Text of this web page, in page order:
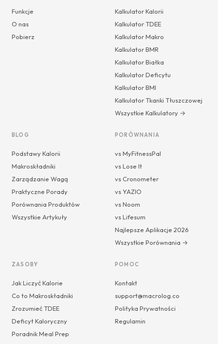
Funkcje
O nas
Pobierz
Kalkulator Kalorii
Kalkulator TDEE
Kalkulator Makro
Kalkulator BMR
Kalkulator Białka
Kalkulator Deficytu
Kalkulator BMI
Kalkulator Tkanki Tłuszczowej
Wszystkie Kalkulatory →
BLOG
Podstawy Kalorii
Makroskładniki
Zarządzanie Wagą
Praktyczne Porady
Porównania Produktów
Wszystkie Artykuły
PORÓWNANIA
vs MyFitnessPal
vs Lose It
vs Cronometer
vs YAZIO
vs Noom
vs Lifesum
Najlepsze Aplikacje 2026
Wszystkie Porównania →
ZASOBY
Jak Liczyć Kalorie
Co to Makroskładniki
Zrozumieć TDEE
Deficyt Kaloryczny
Poradnik Meal Prep
POMOC
Kontakt
support@macrolog.co
Polityka Prywatności
Regulamin